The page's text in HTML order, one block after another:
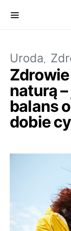
Uroda
naturą
balans
dobie